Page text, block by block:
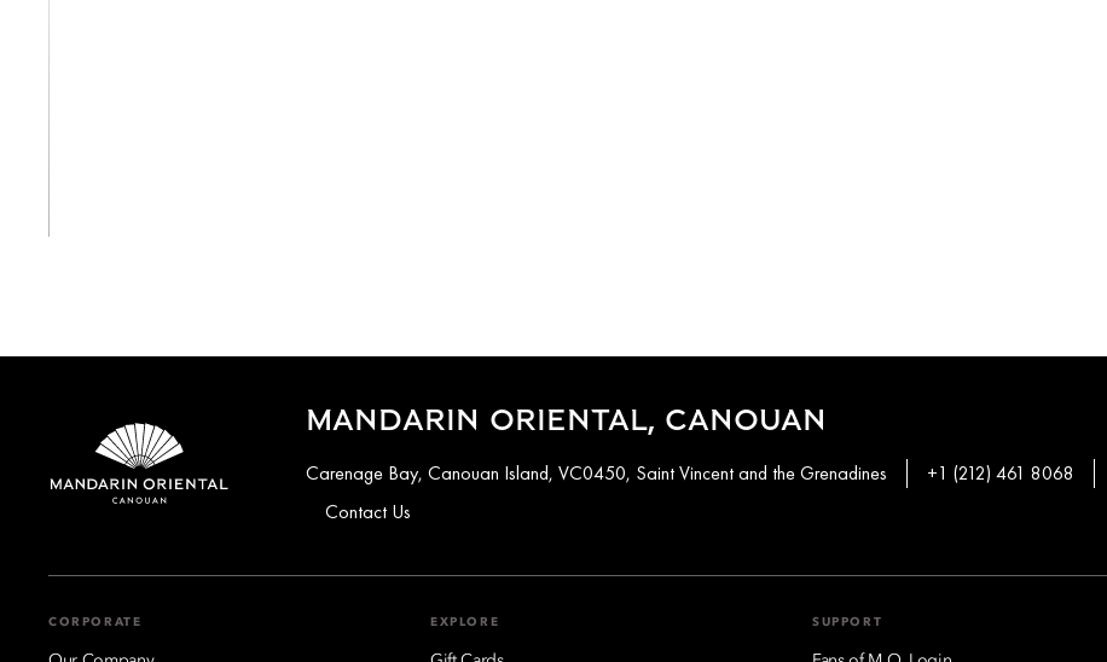
MANDARIN ORIENTAL, CANOUAN
Carenage Bay, Canouan Island, VC0450, Saint Vincent and the Grenadines +1 (212) 461 8068
Contact Us
CORPORATE EXPLORE SUPPORT